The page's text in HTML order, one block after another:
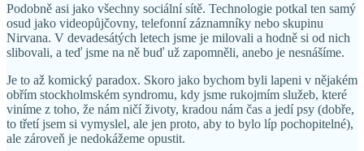
Podobně asi jako všechny sociální sítě. Technologie potkal ten samý
osud jako videopůjčovny, telefonní záznamníky nebo skupinu
Nirvana. V devadesátých letech jsme je milovali a hodně si od nich
slibovali, a teď jsme na ně buď už zapomněli, anebo je nesnášíme.
Je to až komický paradox. Skoro jako bychom byli lapeni v nějakém
obřím stockholmském syndromu, kdy jsme rukojmím služeb, které
viníme z toho, že nám ničí životy, kradou nám čas a jedí psy (dobře,
to třetí jsem si vymyslel, ale jen proto, aby to bylo líp pochopitelné),
ale zároveň je nedokážeme opustit.